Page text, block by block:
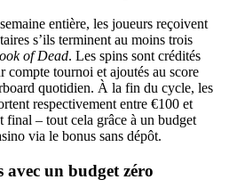
entière, les joueurs reçoivent
s’ils terminent au moins trois
of Dead. Les spins sont crédités
compte tournoi et ajoutés au score
quotidien. À la fin du cycle, les
respectivement entre €100 et
final – tout cela grâce à un budget
via le bonus sans dépôt.
avec un budget zéro